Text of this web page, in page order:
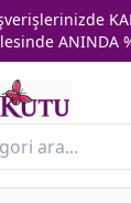
ANINDA